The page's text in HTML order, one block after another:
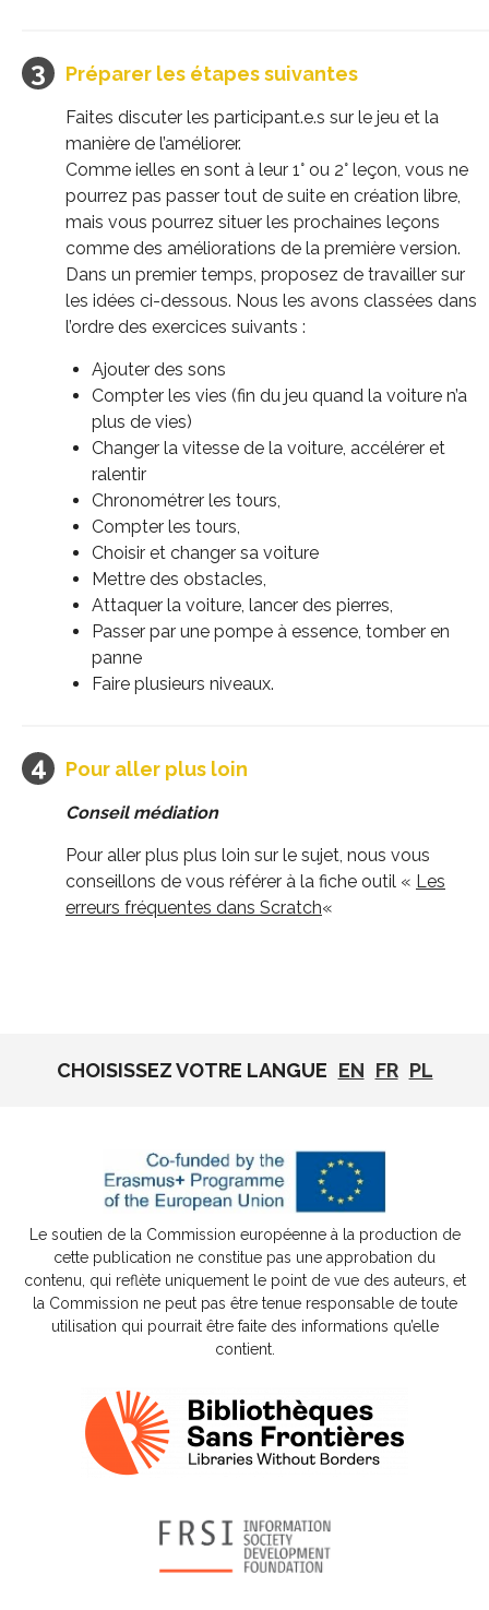
Préparer les étapes suivantes
Faites discuter les participant.e.s sur le jeu et la
manière de l’améliorer.
Comme ielles en sont à leur 1° ou 2° leçon, vous ne
pourrez pas passer tout de suite en création libre,
mais vous pourrez situer les prochaines leçons
comme des améliorations de la première version.
Dans un premier temps, proposez de travailler sur
les idées ci-dessous. Nous les avons classées dans
l’ordre des exercices suivants :
Ajouter des sons
Compter les vies (fin du jeu quand la voiture n’a
plus de vies)
Changer la vitesse de la voiture, accélérer et
ralentir
Chronométrer les tours,
Compter les tours,
Choisir et changer sa voiture
Mettre des obstacles,
Attaquer la voiture, lancer des pierres,
Passer par une pompe à essence, tomber en
panne
Faire plusieurs niveaux.
Pour aller plus loin
Conseil médiation
Pour aller plus plus loin sur le sujet, nous vous
conseillons de vous référer à la fiche outil « Les
erreurs fréquentes dans Scratch«
CHOISISSEZ VOTRE LANGUE EN FR PL
Le soutien de la Commission européenne à la production de
cette publication ne constitue pas une approbation du
contenu, qui reflète uniquement le point de vue des auteurs, et
la Commission ne peut pas être tenue responsable de toute
utilisation qui pourrait être faite des informations qu’elle
contient.